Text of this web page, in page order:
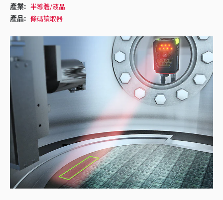
產業: 半導體/液晶
產品: 條碼讀取器